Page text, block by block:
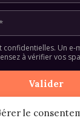
le
confidentielles. Un
à vérifier vos